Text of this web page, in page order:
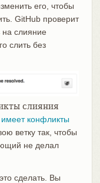
его, чтобы
GitHub проверит
на слияние
слить без
слияния
конфликты
ветку так, чтобы
не делал
сделать. Вы